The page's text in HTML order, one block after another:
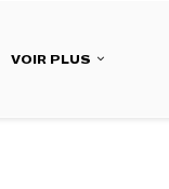
VOIR PLUS